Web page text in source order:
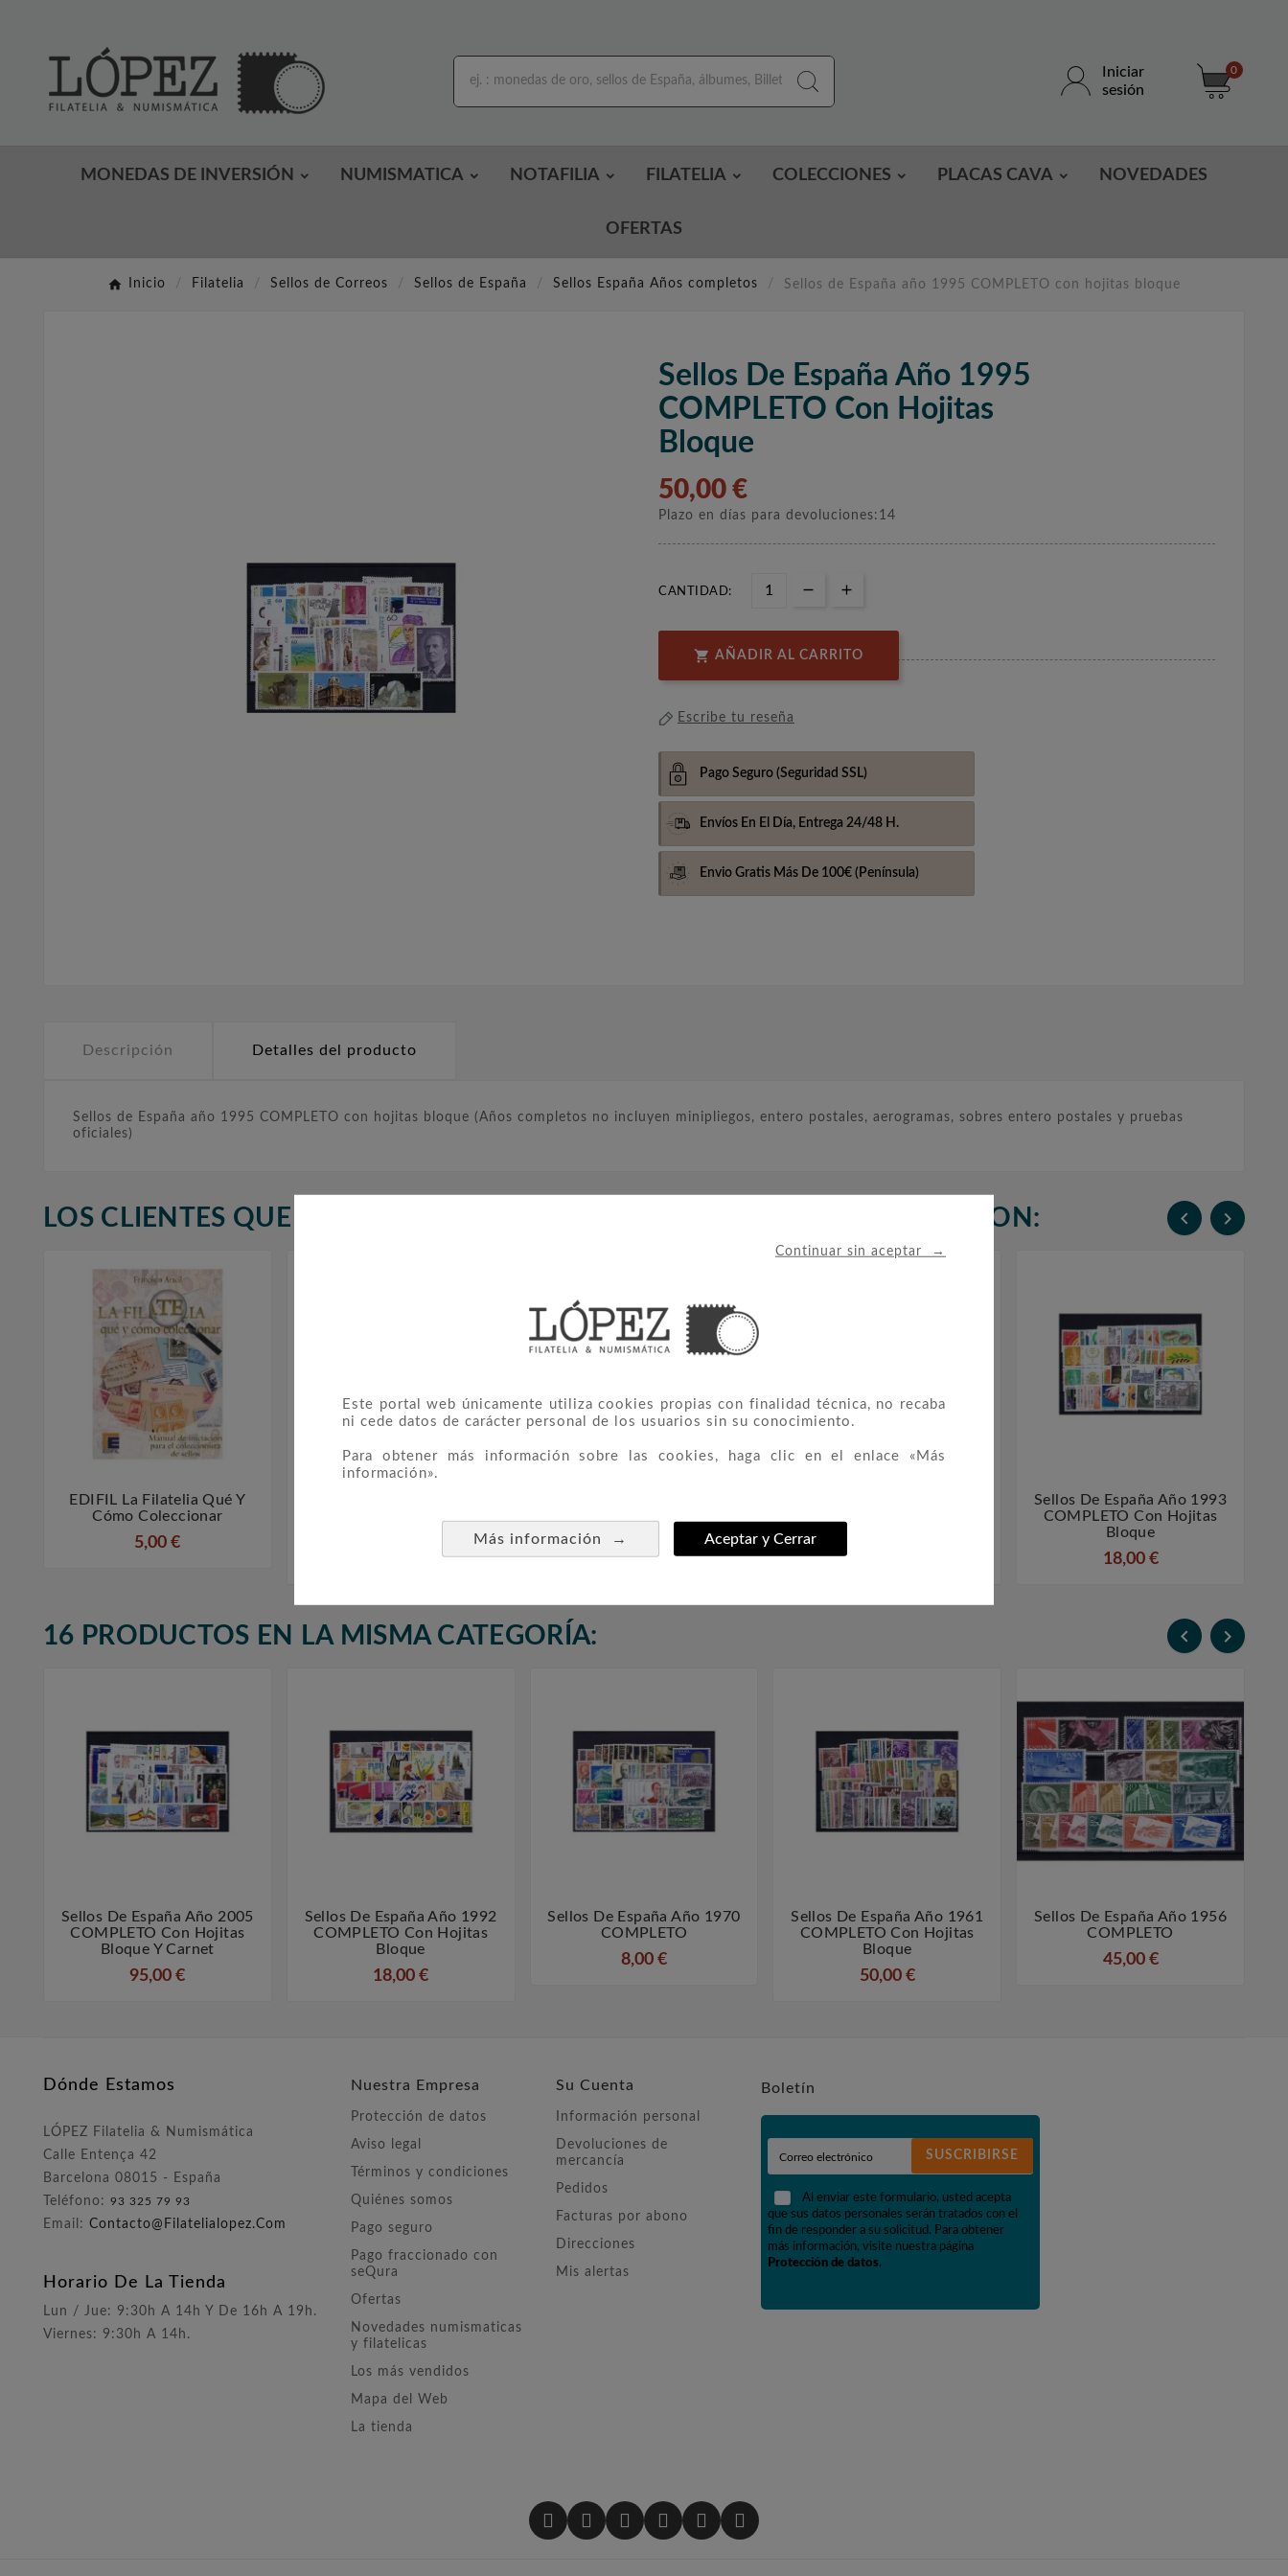
Continuar sin aceptar →
Este portal web únicamente utiliza cookies propias con finalidad técnica, no recaba
ni cede datos de carácter personal de los usuarios sin su conocimiento.
Para obtener más información sobre las cookies, haga clic en el enlace «Más
información».
Más información → Aceptar y Cerrar
Iniciar
sesión
0
MONEDAS DE INVERSIÓN NUMISMATICA NOTAFILIA FILATELIA COLECCIONES PLACAS CAVA NOVEDADES
OFERTAS
Inicio Filatelia Sellos de Correos Sellos de España Sellos España Años completos Sellos de España año 1995 COMPLETO con hojitas bloque
Sellos De España Año 1995
COMPLETO Con Hojitas
Bloque
50,00 €
Plazo en días para devoluciones:14
CANTIDAD:
 AÑADIR AL CARRITO
Escribe tu reseña
Pago Seguro (Seguridad SSL)
Envíos En El Día, Entrega 24/48 H.
Envio Gratis Más De 100€ (Península)
Descripción Detalles del producto
Sellos de España año 1995 COMPLETO con hojitas bloque (Años completos no incluyen minipliegos, entero postales, aerogramas, sobres entero postales y pruebas
oficiales)
LOS CLIENTES QUE ADQUIRIERON ESTE PRODUCTO TAMBIÉN COMPRARON:  
 
EDIFIL La Filatelia Qué Y
Cómo Coleccionar
5,00 €
53,95 €
 
Sellos De España Año 1993
COMPLETO Con Hojitas
Bloque
18,00 €
16 PRODUCTOS EN LA MISMA CATEGORÍA:  
 
Sellos De España Año 2005
COMPLETO Con Hojitas
Bloque Y Carnet
95,00 €
 
Sellos De España Año 1992
COMPLETO Con Hojitas
Bloque
18,00 €
 
Sellos De España Año 1970
COMPLETO
8,00 €
 
Sellos De España Año 1961
COMPLETO Con Hojitas
Bloque
50,00 €
 
Sellos De España Año 1956
COMPLETO
45,00 €
Dónde Estamos
LÓPEZ Filatelia & Numismática
Calle Entença 42
Barcelona 08015 - España
Teléfono: 93 325 79 93
Email: Contacto@filatelialopez.com
Horario De La Tienda
Lun / Jue: 9:30h A 14h Y De 16h A 19h.
Viernes: 9:30h A 14h.
Nuestra Empresa
Protección de datos
Aviso legal
Términos y condiciones
Quiénes somos
Pago seguro
Pago fraccionado con
seQura
Ofertas
Novedades numismaticas
y filatelicas
Los más vendidos
Mapa del Web
La tienda
Su Cuenta
Información personal
Devoluciones de
mercancía
Pedidos
Facturas por abono
Direcciones
Mis alertas
Boletín
SUSCRIBIRSE
Al enviar este formulario, usted acepta
que sus datos personales serán tratados con el
fin de responder a su solicitud. Para obtener
más información, visite nuestra página
Protección de datos.